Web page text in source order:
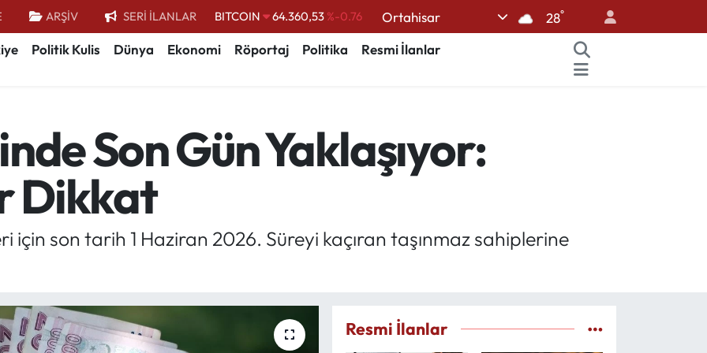
ARŞİV SERİ İLANLAR DOLAR 47,7069%0.17
EURO
55,0265%0.01
BİST100
13.887 %64
Ortahisar 28°
Politik Kulis Dünya Ekonomi Röportaj Politika
Resmi İlanlar
Son Gün Yaklaşıyor:
Dikkat
için son tarih 1 Haziran 2026. Süreyi kaçıran taşınmaz sahiplerine
Resmi İlanlar